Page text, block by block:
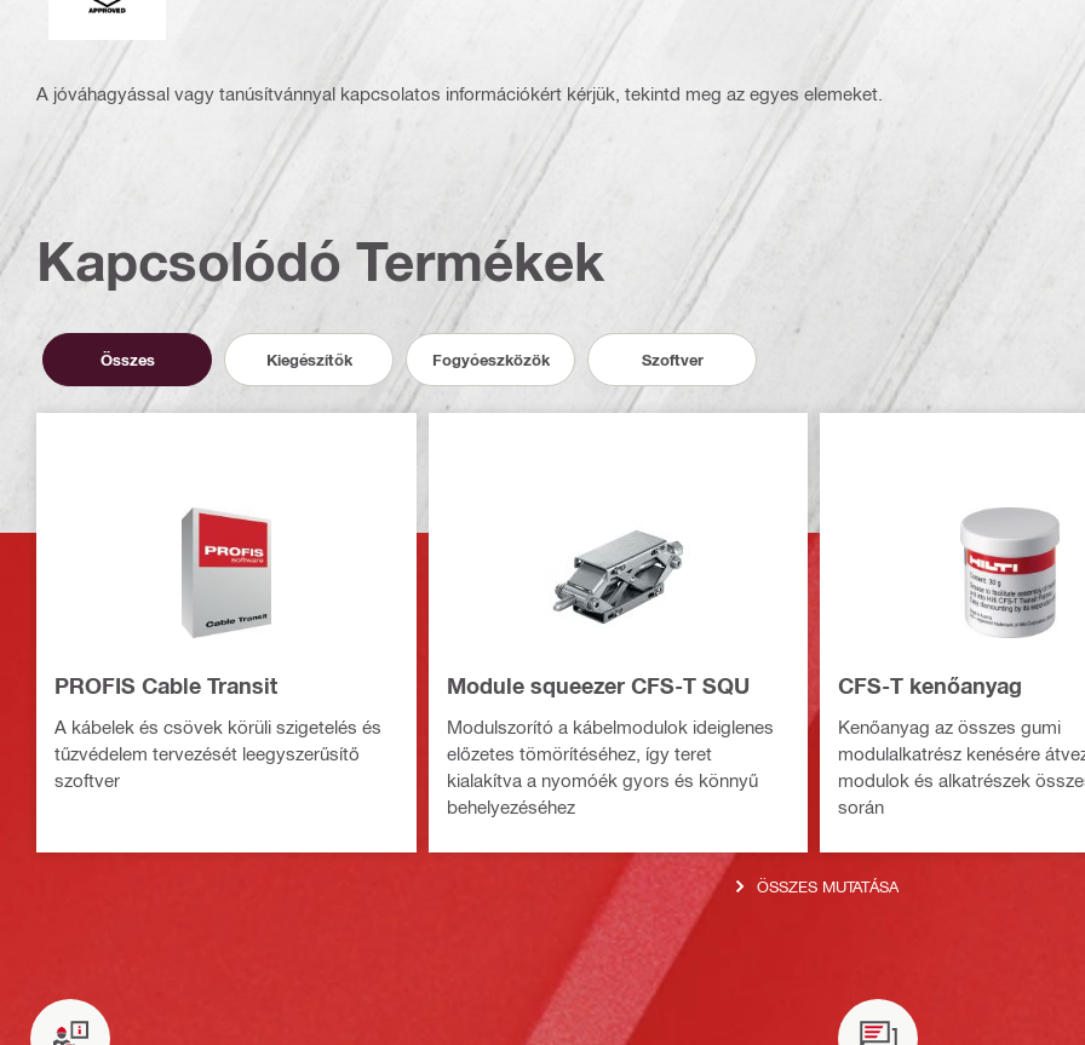
A jóváhagyással vagy tanúsítvánnyal kapcsolatos információkért kérjük, tekintd meg az egyes elemeket.
Kapcsolódó Termékek
Összes Kiegészítők Fogyóeszközök Szoftver
PROFIS Cable Transit
A kábelek és csövek körüli szigetelés és
tűzvédelem tervezését leegyszerűsítő
szoftver
Module squeezer CFS-T SQU
Modulszorító a kábelmodulok ideiglenes
előzetes tömörítéséhez, így teret
kialakítva a nyomóék gyors és könnyű
behelyezéséhez
CFS-T kenőanyag
Kenőanyag az összes gumi
modulalkatrész kenésére
modulok és alkatrészek
során
ÖSSZES MUTATÁSA